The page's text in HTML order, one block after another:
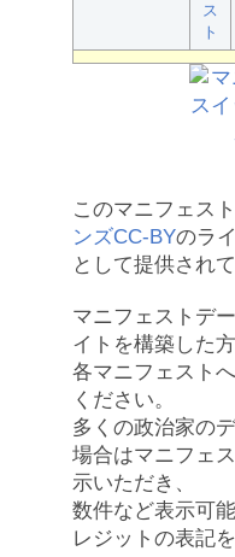
ス
ト
このマニフェスト
ンズCC-BYのラ
として提供され
マニフェストデ
イトを構築した方
各マニフェスト
ください。
多くの政治家の
場合はマニフェ
示いただき、
数件など表示可
レジットの表記